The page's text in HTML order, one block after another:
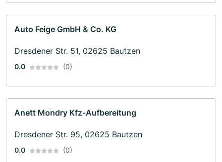
Auto Feige GmbH & Co. KG
Dresdener Str. 51, 02625 Bautzen
0.0 (0)
Anett Mondry Kfz-Aufbereitung
Dresdener Str. 95, 02625 Bautzen
0.0 (0)